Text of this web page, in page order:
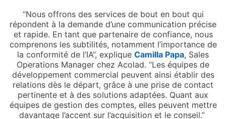
“Nous offrons des services de bout en bout qui
répondent à la demande d’une communication précise
et rapide. En tant que partenaire de confiance, nous
comprenons les subtilités, notamment l’importance de
la conformité de l’IA”, explique Camilla Papaopens in
, Sales
Operations Manager chez Acolad. “Les équipes de
développement commercial peuvent ainsi établir des
relations dès le départ, grâce à une prise de contact
pertinente et à des solutions adaptées. Quant aux
équipes de gestion des comptes, elles peuvent mettre
davantage l’accent sur l’acquisition et le conseil.”